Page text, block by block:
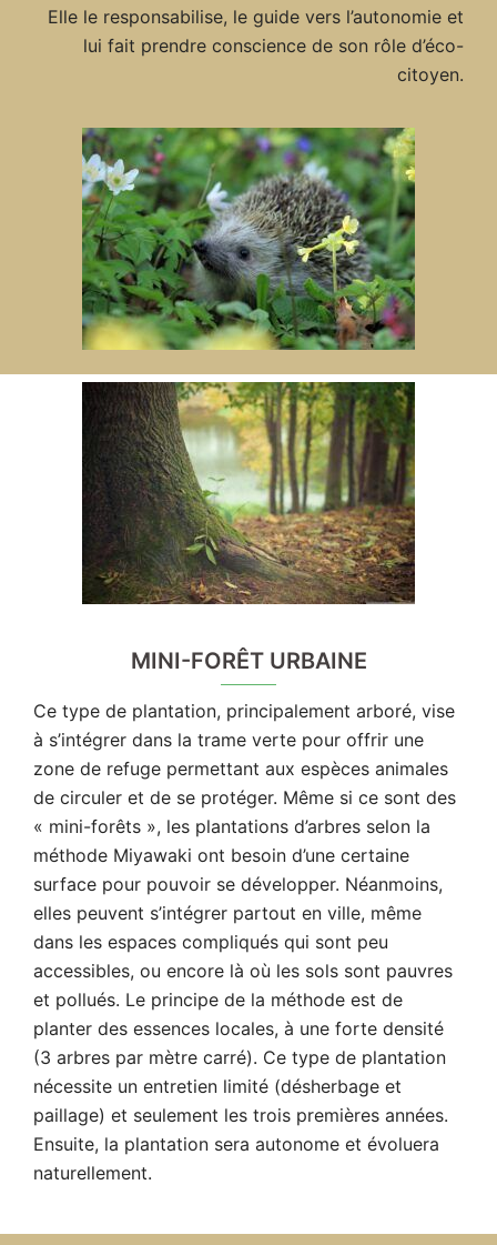
Elle le responsabilise, le guide vers l’autonomie et
lui fait prendre conscience de son rôle d’éco-
citoyen.
MINI-FORÊT URBAINE
Ce type de plantation, principalement arboré, vise
à s’intégrer dans la trame verte pour offrir une
zone de refuge permettant aux espèces animales
de circuler et de se protéger. Même si ce sont des
« mini-forêts », les plantations d’arbres selon la
méthode Miyawaki ont besoin d’une certaine
surface pour pouvoir se développer. Néanmoins,
elles peuvent s’intégrer partout en ville, même
dans les espaces compliqués qui sont peu
accessibles, ou encore là où les sols sont pauvres
et pollués. Le principe de la méthode est de
planter des essences locales, à une forte densité
(3 arbres par mètre carré). Ce type de plantation
nécessite un entretien limité (désherbage et
paillage) et seulement les trois premières années.
Ensuite, la plantation sera autonome et évoluera
naturellement.